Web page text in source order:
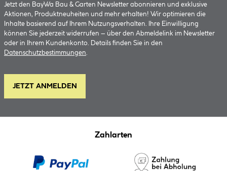
Jetzt den BayWa Bau & Garten Newsletter abonnieren und exklusive
Aktionen, Produktneuheiten und mehr erhalten! Wir optimieren die
Inhalte basierend auf Ihrem Nutzungsverhalten. Ihre Einwilligung
können Sie jederzeit widerrufen – über den Abmeldelink im Newsletter
oder in Ihrem Kundenkonto. Details finden Sie in den
Datenschutzbestimmungen.
JETZT ANMELDEN
Zahlarten